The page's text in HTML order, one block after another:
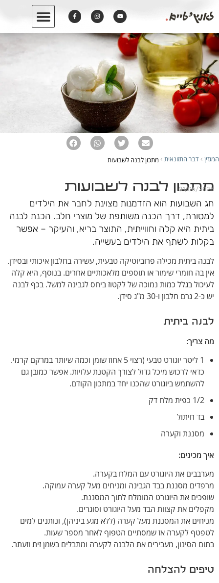
המגזין › דבר התזונאית › מתכון לבנה לשבועות
מתכון לבנה לשבועות
01/06/2025
חג השבועות הוא הזדמנות מצוינת לחבר את הילדים
למסורת, דרך הכנה משותפת של מוצרי חלב. הכנת לבנה
ביתית היא קלה וחווייתית, התוצר בריא, והעיקר – אפשר
בקלות לשתף את הילדים בעשייה.
לבנה ביתית מכילה פרוביוטיקה טבעית, עשירה בחלבון איכותי ובסידן.
אין בה חומרי שימור או תוספים מלאכותיים אחרים. בנוסף, היא קלה
לעיכול בגלל כמות נמוכה של לקטוז ביחס לגבינה למשל. בכף לבנה
יש כ-2 גרם חלבון ו-30 מ"ג סידן.
לבנה ביתית
מה צריך:
1 ליטר יוגורט טבעי (רצוי 5 אחוז שומן וכמה שיותר במרקם קרמי.
כדאי לרכוש מיכל גדול לצורך הקטנת עלויות. אפשר כמובן גם
להשתמש ביוגורט שהכנו יחד במתכון הקודם.
1/2 כפית מלח דק
בד חיתול
מסננת וקערה
איך מכינים:
מערבבים את היוגורט עם המלח בקערה.
מרפדים מסננת בבד הגבינה ומניחים מעל קערה עמוקה.
שופכים את היוגורט המומלח לתוך המסננת.
מקפלים את קצוות הבד מעל היוגורט וסוגרים.
מניחים את המסננת מעל קערה (ללא מגע ביניהן), ונותנים למים
לטפטף לקערה אז שמסתיים הטפוף לאחר מספר שעות.
בתום הסינון, מעבירים את הלבנה לקערה ומתבלים בשמן זית וזעתר.
טיפים להצלחה